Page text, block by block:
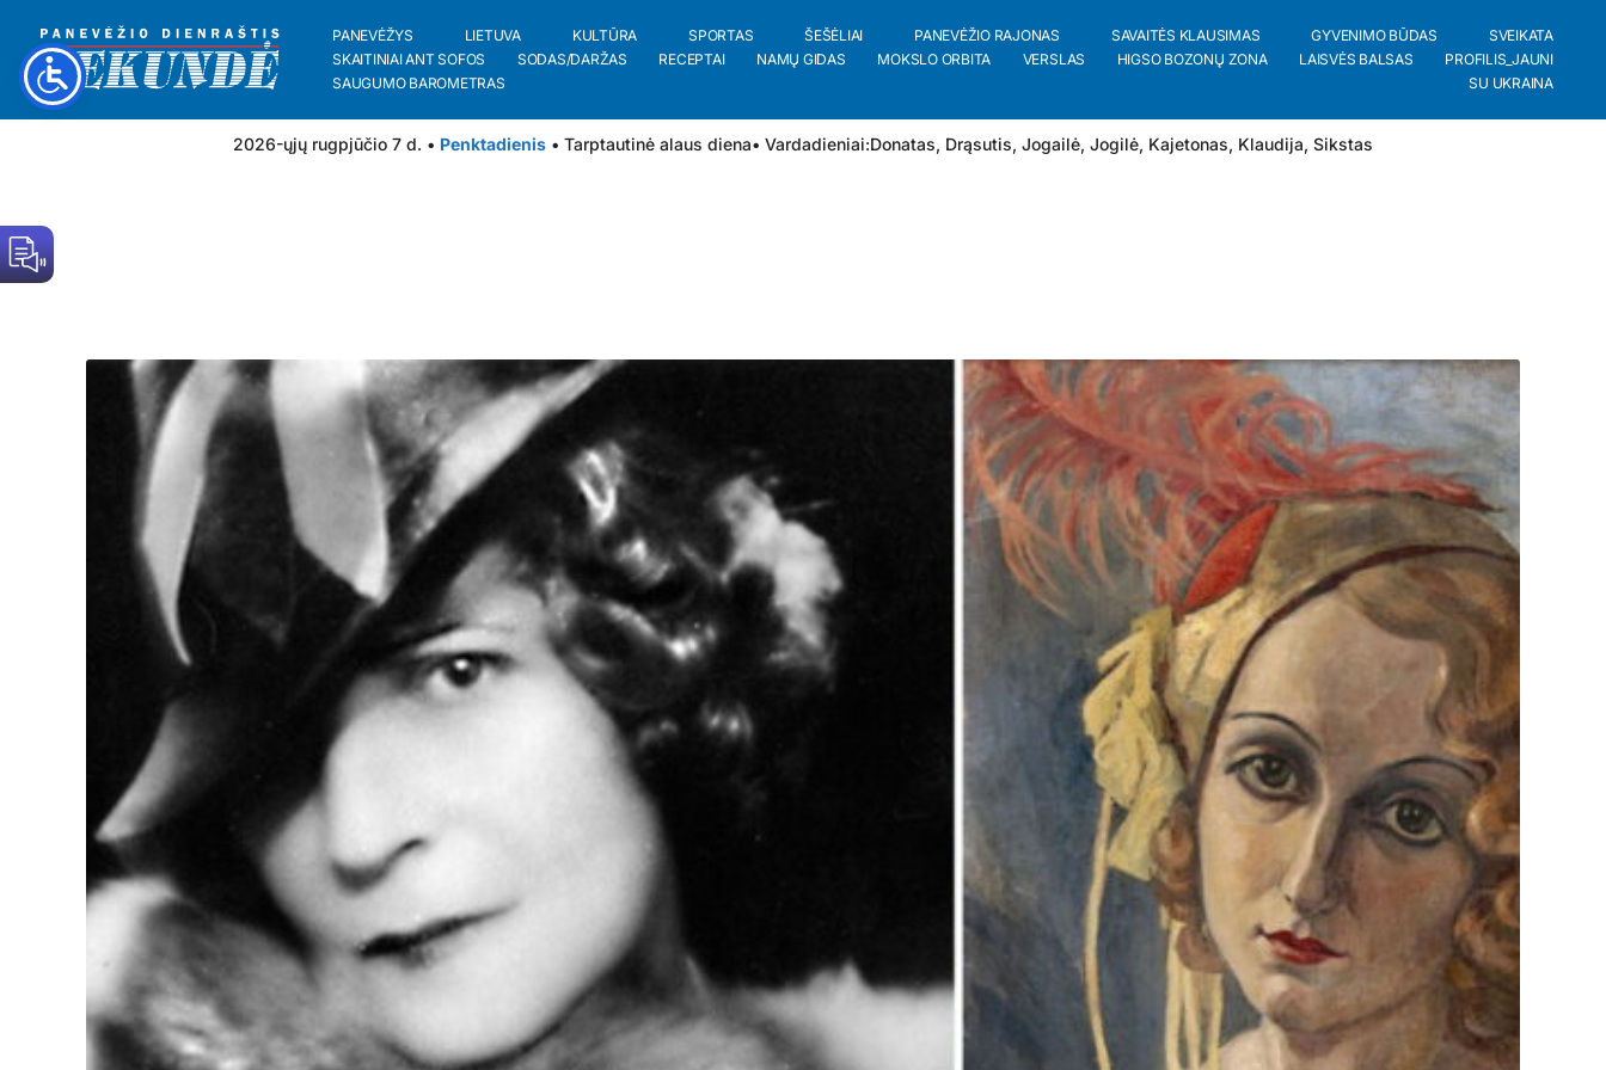
PANEVĖŽYS LIETUVA KULTŪRA SPORTAS ŠEŠĖLIAI PANEVĖŽIO RAJONAS SAVAITĖS KLAUSIMAS GYVENIMO BŪDAS
SVEIKATA
SKAITINIAI ANT SOFOS
SODAS/DARŽAS RECEPTAI NAMŲ GIDAS MOKSLO ORBITA VERSLAS HIGSO BOZONŲ ZONA LAISVĖS BALSAS
PROFILIS_JAUNI
SAUGUMO BAROMETRAS
SU UKRAINA
2026-ųjų rugpjūčio 7 d. • Penktadienis • Tarptautinė alaus diena• Vardadieniai:Donatas, Drąsutis, Jogailė, Jogilė, Kajetonas, Klaudija, Sikstas